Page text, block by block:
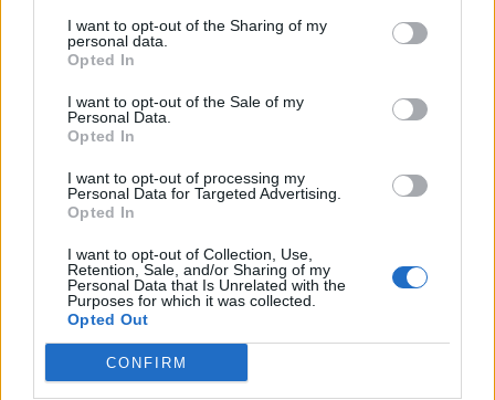
I want to opt-out of the Sharing of my
personal data.
Opted In
I want to opt-out of the Sale of my
Personal Data.
Opted In
I want to opt-out of processing my
Personal Data for Targeted Advertising.
Opted In
I want to opt-out of Collection, Use,
Retention, Sale, and/or Sharing of my
Personal Data that Is Unrelated with the
Purposes for which it was collected.
Opted Out
CONFIRM
Frissítek...csak szólok!!
Anyakatalikes this.
Anyakata
User
Én is megtettem
Kaptam ajándékba egy ingyen
pörgetést!
Oct 27, 2017
Mamóka42,**M**andAttila201409like this.